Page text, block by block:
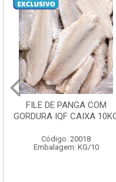
FILE DE PANGA SEMI
APARADO PACOTE 1KG
Código: 20019
Embalagem: KG/10